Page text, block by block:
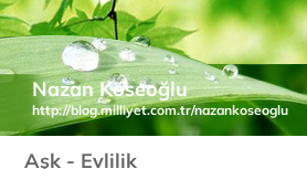
Nazan Köseoğlu
http://blog.milliyet.com.tr/nazankoseoglu
Aşk - Evlilik